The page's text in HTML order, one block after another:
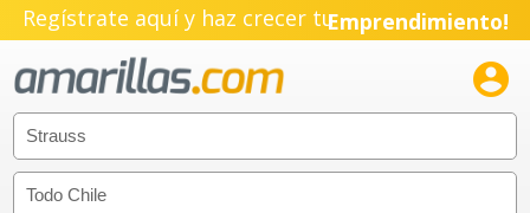
Regístrate aquí y haz crecer tuEmprendimiento!
